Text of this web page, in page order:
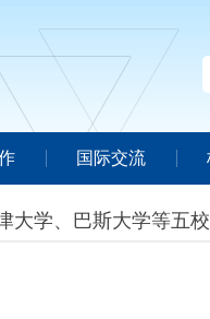
国际交流
学、巴斯大学等五校